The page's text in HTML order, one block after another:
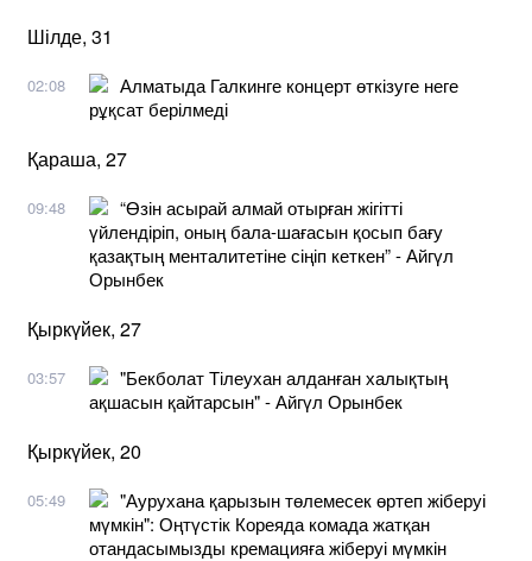
Шілде, 31
02:08
Алматыда Галкинге концерт өткізуге неге
рұқсат берілмеді
Қараша, 27
09:48
“Өзін асырай алмай отырған жігітті
үйлендіріп, оның бала-шағасын қосып бағу
қазақтың менталитетіне сіңіп кеткен” - Айгүл
Орынбек
Қыркүйек, 27
03:57
"Бекболат Тілеухан алданған халықтың
ақшасын қайтарсын" - Айгүл Орынбек
Қыркүйек, 20
05:49
"Аурухана қарызын төлемесек өртеп жіберуі
мүмкін": Оңтүстік Кореяда комада жатқан
отандасымызды кремацияға жіберуі мүмкін